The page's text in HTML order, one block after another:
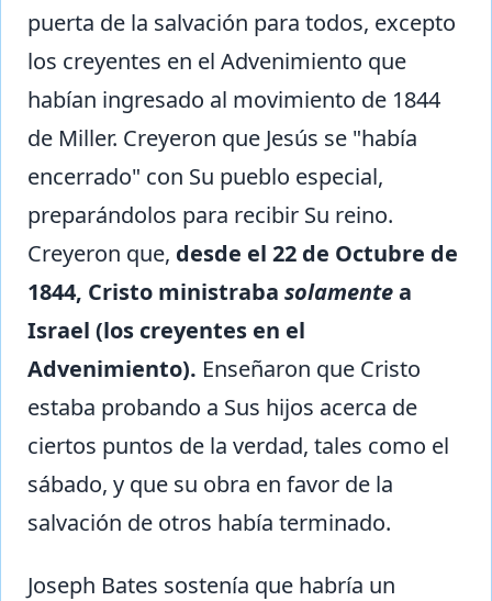
puerta de la salvación para todos, excepto
los creyentes en el Advenimiento que
habían ingresado al movimiento de 1844
de Miller. Creyeron que Jesús se "había
encerrado" con Su pueblo especial,
preparándolos para recibir Su reino.
Creyeron que, desde el 22 de Octubre de
1844, Cristo ministraba solamentea
Israel (los creyentes en el
Advenimiento). Enseñaron que Cristo
estaba probando a Sus hijos acerca de
ciertos puntos de la verdad, tales como el
sábado, y que su obra en favor de la
salvación de otros había terminado.
Joseph Bates sostenía que habría un